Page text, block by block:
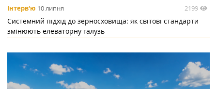
Інтерв'ю 10 липня 2199
Системний підхід до зерносховища: як світові стандарти
змінюють елеваторну галузь